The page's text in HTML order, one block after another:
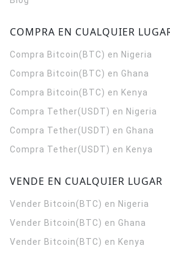
COMPRA EN CUALQUIER
Compra Bitcoin(BTC) en Nigeria
Compra Bitcoin(BTC) en Ghana
Compra Bitcoin(BTC) en Kenya
Compra Tether(USDT) en Nigeria
Compra Tether(USDT) en Ghana
Compra Tether(USDT) en Kenya
VENDE EN CUALQUIER LUGAR
Vender Bitcoin(BTC) en Nigeria
Vender Bitcoin(BTC) en Ghana
Vender Bitcoin(BTC) en Kenya